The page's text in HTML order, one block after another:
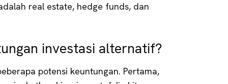
real estate, hedge funds, dan
investasi alternatif?
potensi keuntungan. Pertama,